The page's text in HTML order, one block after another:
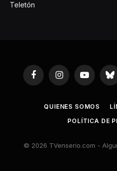
Teletón
FacebookInstagramYouTube
QUIENES SOMOS
POLÍTICA DE
© 2026 TVenserio.com -